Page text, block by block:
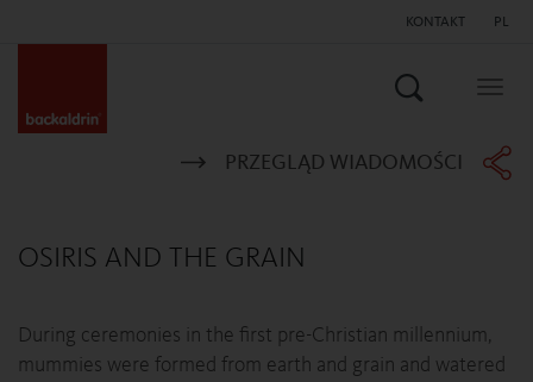
KONTAKT PL
PRZEGLĄD WIADOMOŚCI
OSIRIS AND THE GRAIN
During ceremonies in the first pre-Christian millennium,
mummies were formed from earth and grain and watered